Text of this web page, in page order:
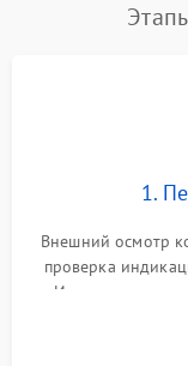
1.
Внешний осмотр
проверка
Измерение
реакции ИБП